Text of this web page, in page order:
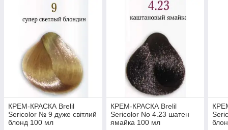
КРЕМ-КРАСКА Brelil
Sericolor № 9 дуже світлий
блонд 100 мл
КРЕМ-КРАСКА Brelil
Sericolor No 4.23 шатен
ямайка 100 мл